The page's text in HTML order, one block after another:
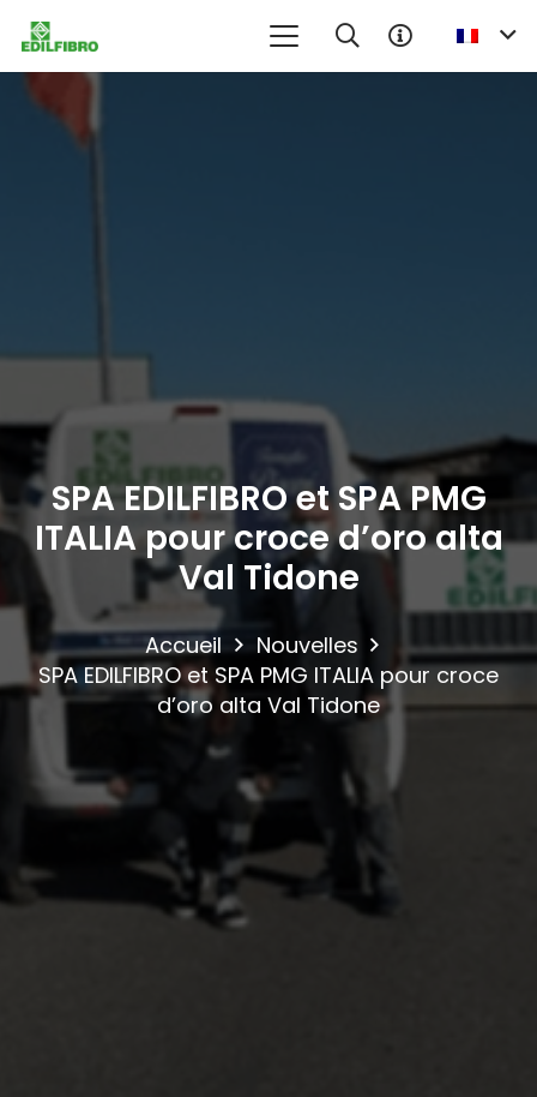
SPA EDILFIBRO et SPA PMG
ITALIA pour croce d’oro alta
Val Tidone
Accueil
Nouvelles
SPA EDILFIBRO et SPA PMG ITALIA pour croce
d’oro alta Val Tidone